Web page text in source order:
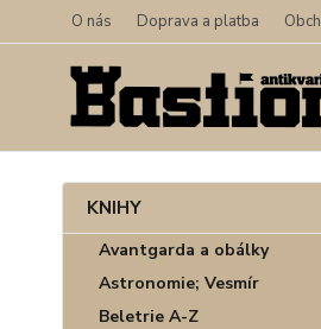
O nás Doprava a platba
KNIHY
Avantgarda a obálky
Astronomie; Vesmír
Beletrie A-Z